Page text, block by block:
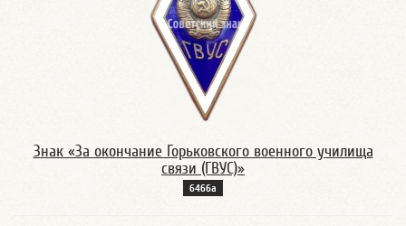
Знак «За окончание Горьковского военного училища
связи (ГВУС)»
6466а